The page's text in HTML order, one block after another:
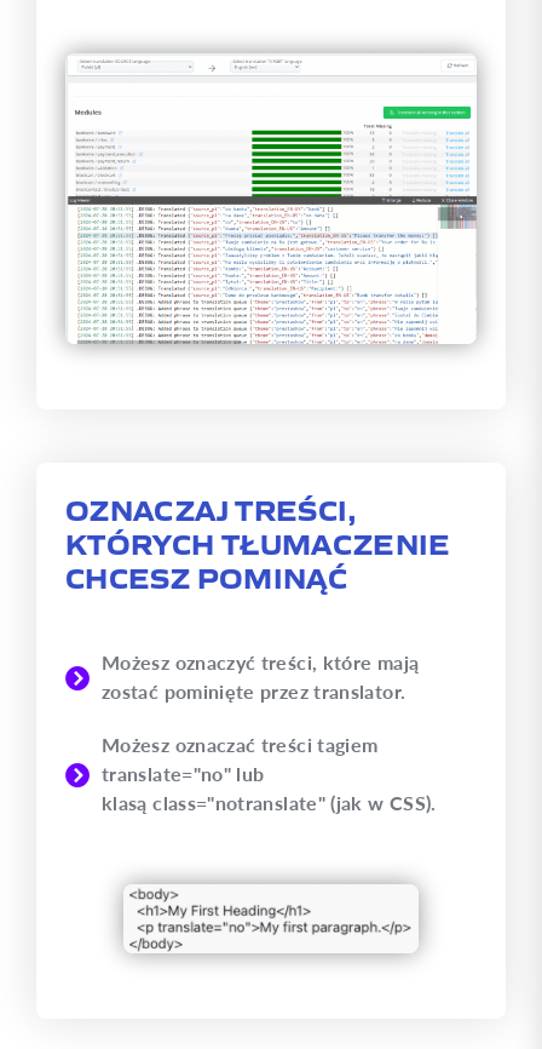
OZNACZAJ TREŚCI,
KTÓRYCH TŁUMACZENIE
CHCESZ POMINĄĆ
Możesz oznaczyć treści, które mają
zostać pominięte przez translator.
Możesz oznaczać treści tagiem
translate="no" lub
klasą class="notranslate" (jak w CSS).